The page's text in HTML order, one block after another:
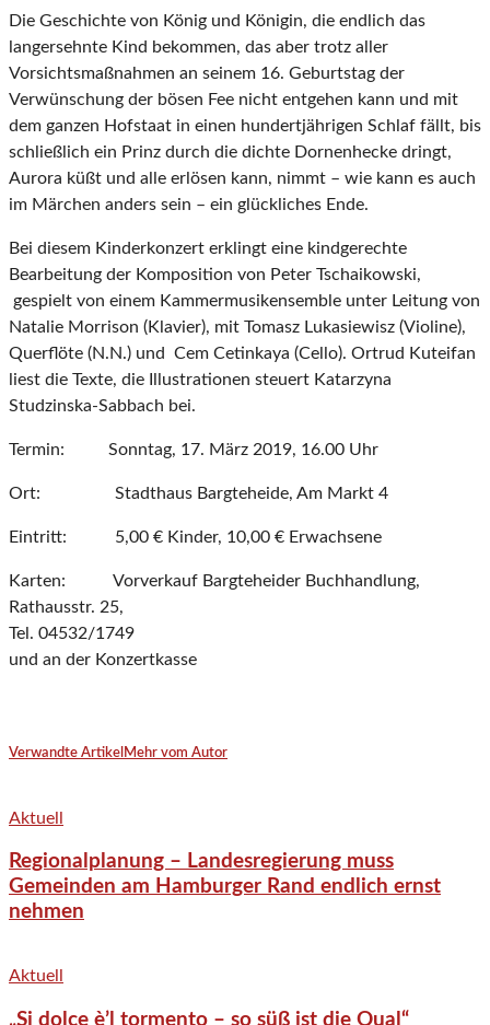
Die Geschichte von König und Königin, die endlich das
langersehnte Kind bekommen, das aber trotz aller
Vorsichtsmaßnahmen an seinem 16. Geburtstag der
Verwünschung der bösen Fee nicht entgehen kann und mit
dem ganzen Hofstaat in einen hundertjährigen Schlaf fällt, bis
schließlich ein Prinz durch die dichte Dornenhecke dringt,
Aurora küßt und alle erlösen kann, nimmt – wie kann es auch
im Märchen anders sein – ein glückliches Ende.
Bei diesem Kinderkonzert erklingt eine kindgerechte
Bearbeitung der Komposition von Peter Tschaikowski,
gespielt von einem Kammermusikensemble unter Leitung von
Natalie Morrison (Klavier), mit Tomasz Lukasiewisz (Violine),
Querflöte (N.N.) und Cem Cetinkaya (Cello). Ortrud Kuteifan
liest die Texte, die Illustrationen steuert Katarzyna
Studzinska-Sabbach bei.
Termin: Sonntag, 17. März 2019, 16.00 Uhr
Ort: Stadthaus Bargteheide, Am Markt 4
Eintritt: 5,00 € Kinder, 10,00 € Erwachsene
Karten: Vorverkauf Bargteheider Buchhandlung,
Rathausstr. 25,
Tel. 04532/1749
und an der Konzertkasse
Verwandte Artikel Mehr vom Autor
Aktuell
Regionalplanung – Landesregierung muss
Gemeinden am Hamburger Rand endlich ernst
nehmen
Aktuell
„Si dolce è’l tormento – so süß ist die Qual“